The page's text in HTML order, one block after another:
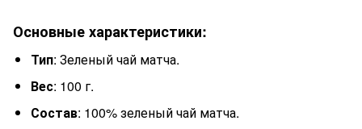
Основные характеристики:
Тип: Зеленый чай матча.
Вес: 100 г.
Состав: 100% зеленый чай матча.